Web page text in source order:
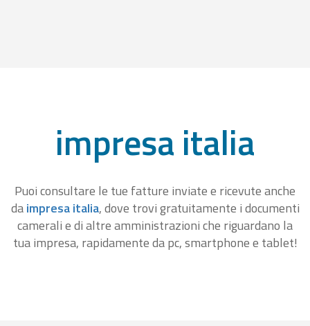
impresa italia
Puoi consultare le tue fatture inviate e ricevute anche
daimpresa italia, dove trovi gratuitamente i documenti
camerali e di altre amministrazioni che riguardano la
tua impresa, rapidamente da pc, smartphone e tablet!